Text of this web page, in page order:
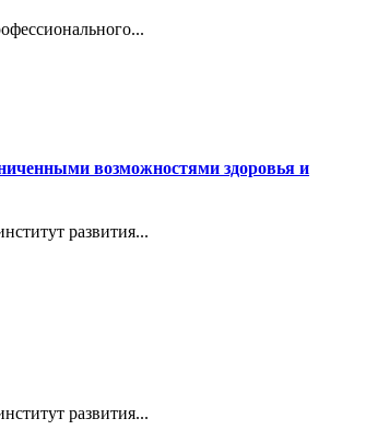
возможностями здоровья и
развития...
развития...